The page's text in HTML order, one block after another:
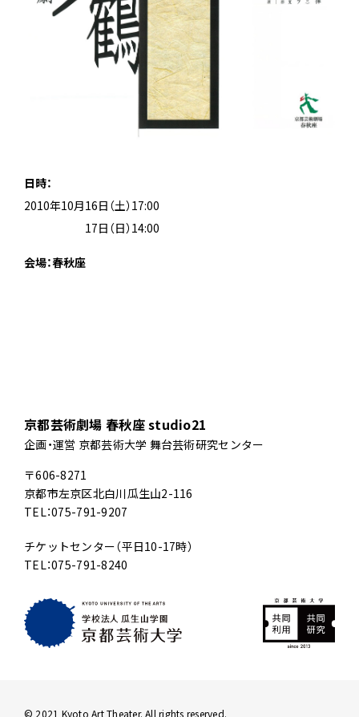
日時：
2010年10月16日（土）17:00
17日（日）14:00
会場：春秋座
京都芸術劇場 春秋座 studio21
企画・運営 京都芸術大学 舞台芸術研究センター
〒606-8271
京都市左京区北白川瓜生山2-116
TEL：075-791-9207
チケットセンター（平日10-17時）
TEL：075-791-8240
© 2021 Kyoto Art Theater. All rights reserved.